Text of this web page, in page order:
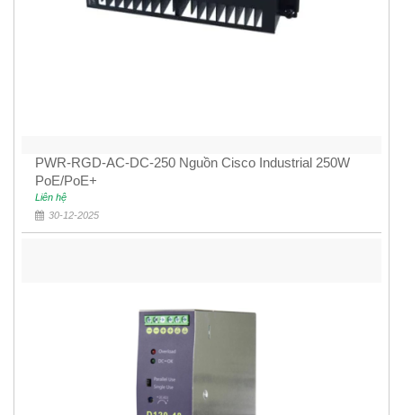
PWR-RGD-AC-DC-250 Nguồn Cisco Industrial 250W
PoE/PoE+
Liên hệ
30-12-2025